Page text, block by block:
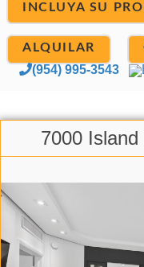
INCLUYA SU
ALQUILAR
(954) 995-3543
7000